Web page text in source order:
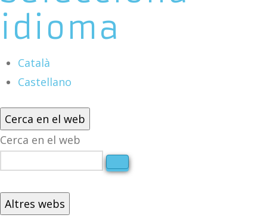
idioma
Català
Castellano
Cerca en el web
Cerca en el web
Altres webs